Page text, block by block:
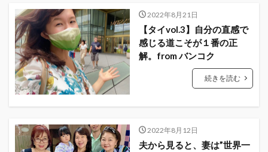
2022年8月21日
【タイvol.3】自分の直感で
感じる道こそが１番の正
解。from バンコク
続きを読む
2022年8月12日
夫から見ると、妻は”世界一